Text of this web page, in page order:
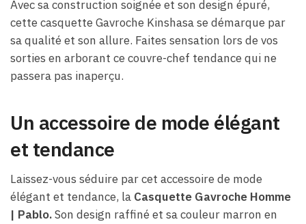
Avec sa construction soignée et son design épuré,
cette casquette Gavroche Kinshasa se démarque par
sa qualité et son allure. Faites sensation lors de vos
sorties en arborant ce couvre-chef tendance qui ne
passera pas inaperçu.
Un accessoire de mode élégant
et tendance
Laissez-vous séduire par cet accessoire de mode
élégant et tendance, la Casquette Gavroche Homme
| Pablo.Son design raffiné et sa couleur marron en